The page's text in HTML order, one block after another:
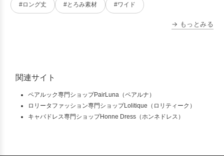
#ロング丈 #とろみ素材 #ワイド
→ もっとみる
関連サイト
ペアルック専門ショップPairLuna（ペアルナ）
ロリータファッション専門ショップLolitique（ロリティーク）
キャバドレス専門ショップHonne Dress（ホンネドレス）